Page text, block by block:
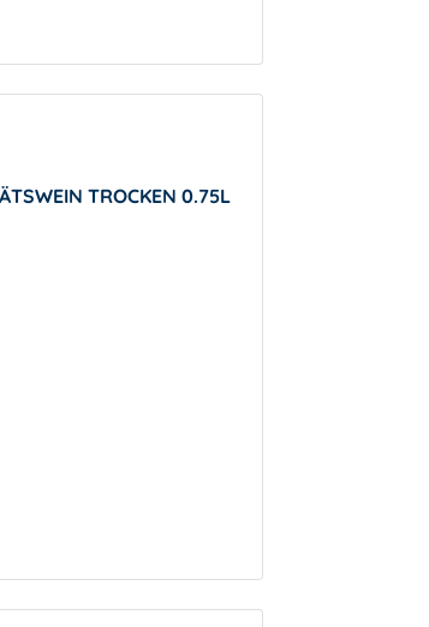
TROCKEN 0.75L